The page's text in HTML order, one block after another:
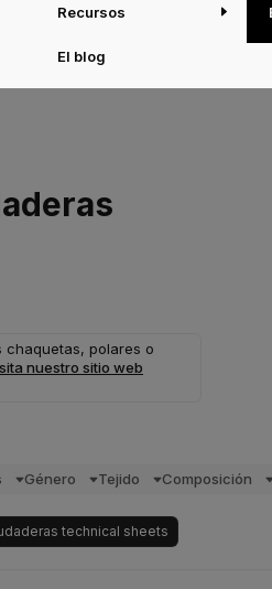
Recursos
El blog
chaquetas, polares o
nuestro sitio web
Género Tejido Composición
technical sheets